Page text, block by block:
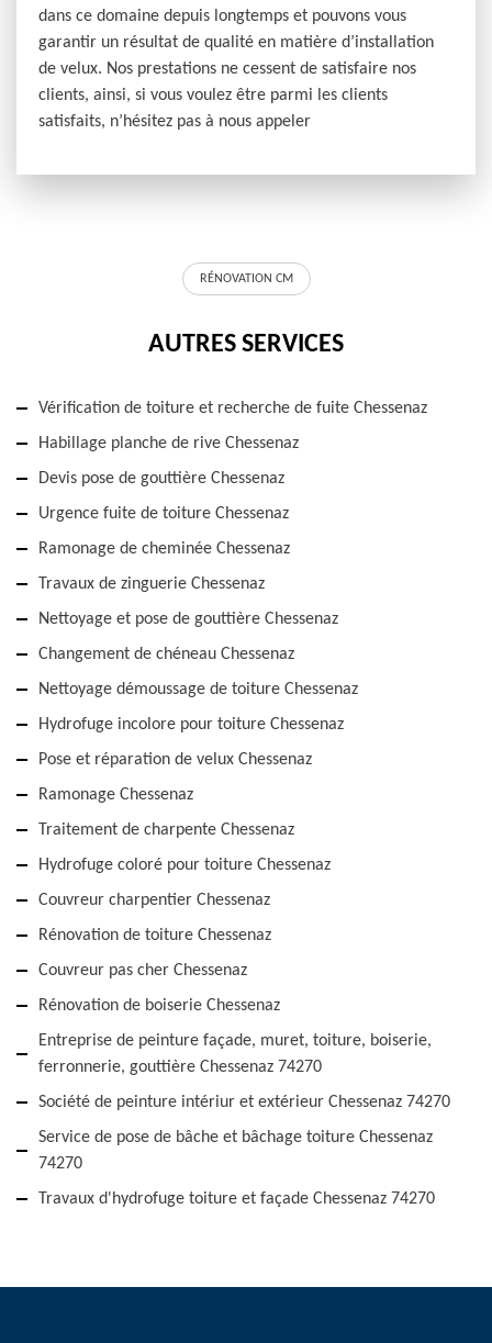
dans ce domaine depuis longtemps et pouvons vous
garantir un résultat de qualité en matière d’installation
de velux. Nos prestations ne cessent de satisfaire nos
clients, ainsi, si vous voulez être parmi les clients
satisfaits, n’hésitez pas à nous appeler
RÉNOVATION CM
AUTRES SERVICES
Vérification de toiture et recherche de fuite Chessenaz
Habillage planche de rive Chessenaz
Devis pose de gouttière Chessenaz
Urgence fuite de toiture Chessenaz
Ramonage de cheminée Chessenaz
Travaux de zinguerie Chessenaz
Nettoyage et pose de gouttière Chessenaz
Changement de chéneau Chessenaz
Nettoyage démoussage de toiture Chessenaz
Hydrofuge incolore pour toiture Chessenaz
Pose et réparation de velux Chessenaz
Ramonage Chessenaz
Traitement de charpente Chessenaz
Hydrofuge coloré pour toiture Chessenaz
Couvreur charpentier Chessenaz
Rénovation de toiture Chessenaz
Couvreur pas cher Chessenaz
Rénovation de boiserie Chessenaz
Entreprise de peinture façade, muret, toiture, boiserie,
ferronnerie, gouttière Chessenaz 74270
Société de peinture intériur et extérieur Chessenaz 74270
Service de pose de bâche et bâchage toiture Chessenaz
74270
Travaux d'hydrofuge toiture et façade Chessenaz 74270